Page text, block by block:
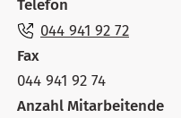
Telefon
044 941 92 72
Fax
044 941 92 74
Anzahl Mitarbeitende